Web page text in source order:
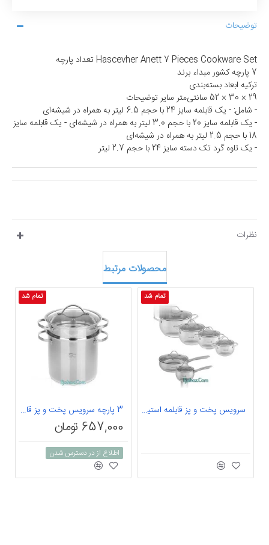
توضیحات
Hascevher Anett 7 Pieces Cookware Set تعداد پارچه
7 پارچه کشور مبداء برند
ترکیه ابعاد بسته‌بندی
29 × 30 × 52 سانتی‌متر سایر توضیحات
- شامل: - یک قابلمه سایز 24 با حجم 6.5 لیتر به همراه در شیشه‌ای
- یک قابلمه سایز 20 با حجم 3.0 لیتر به همراه در شیشه‌ای - یک قابلمه سایز
18 با حجم 2.5 لیتر به همراه در شیشه‌ای
- یک تاوه گرد تک دسته سایز 24 با حجم 2.7 لیتر
نظرات
محصولات مرتبط
تمام شد
سرویس پخت و پز قابلمه استیل 12 پارچه کرکماز کد HY-8630
تمام شد
3 پارچه سرویس پخت و پز قابلمه استیل پاستا پز پارس استیل سری شف کد 001
657,000 تومان
اطلاع از در دسترس شدن